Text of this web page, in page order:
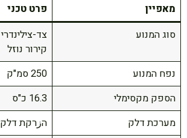
מאפיין
פרט טכני
סוג המנוע
קירור נוזל
נפח המנוע
250 סמ"ק
הספק מקסימלי
16.3 כ"ס
מערכת דלק
הزרקת דלק